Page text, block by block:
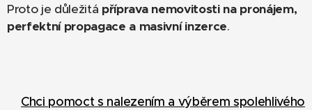
Proto je důležitá příprava nemovitosti na pronájem,
perfektní propagace a masivní inzerce.
Chci pomoct s nalezením a výběrem spolehlivého